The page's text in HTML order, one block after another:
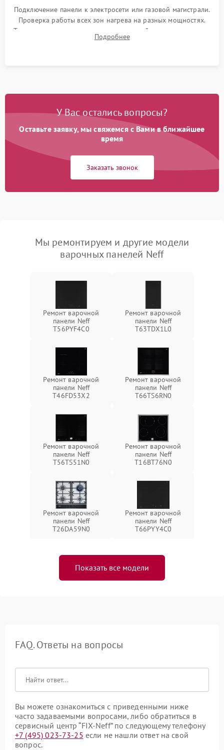
Подключение панели к электросети или газовой магистрали.
Проверка работы всех зон нагрева на разных мощностях.
Тестирование сенсорного управления, таймера, индикаторов
остаточного тепла и систем защиты от перегрева.
Подробнее
У Вас остались вопросы?
Оставьте заявку, мы свяжемся с Вами в ближайшее
время
Заказать звонок
Мы ремонтируем и другие модели
варочных панелей Neff
Ремонт варочной
панели Neff
T56PYF4C0
Ремонт варочной
панели Neff
T63TDX1L0
Ремонт варочной
панели Neff
T46FD53X2
Ремонт варочной
панели Neff
T66TS6RN0
Ремонт варочной
панели Neff
T56TS51N0
Ремонт варочной
панели Neff
T16BT76N0
Ремонт варочной
панели Neff
T26DA59N0
Ремонт варочной
панели Neff
T66PYY4C0
Показать все модели
FAQ. Ответы на вопросы
Вы можете ознакомиться с приведенными ниже
часто задаваемыми вопросами, либо обратиться в
сервисный центр “FIX-Neff” по следующему телефону
+7 (495) 023-73-25 если не нашли ответ на свой
вопрос.